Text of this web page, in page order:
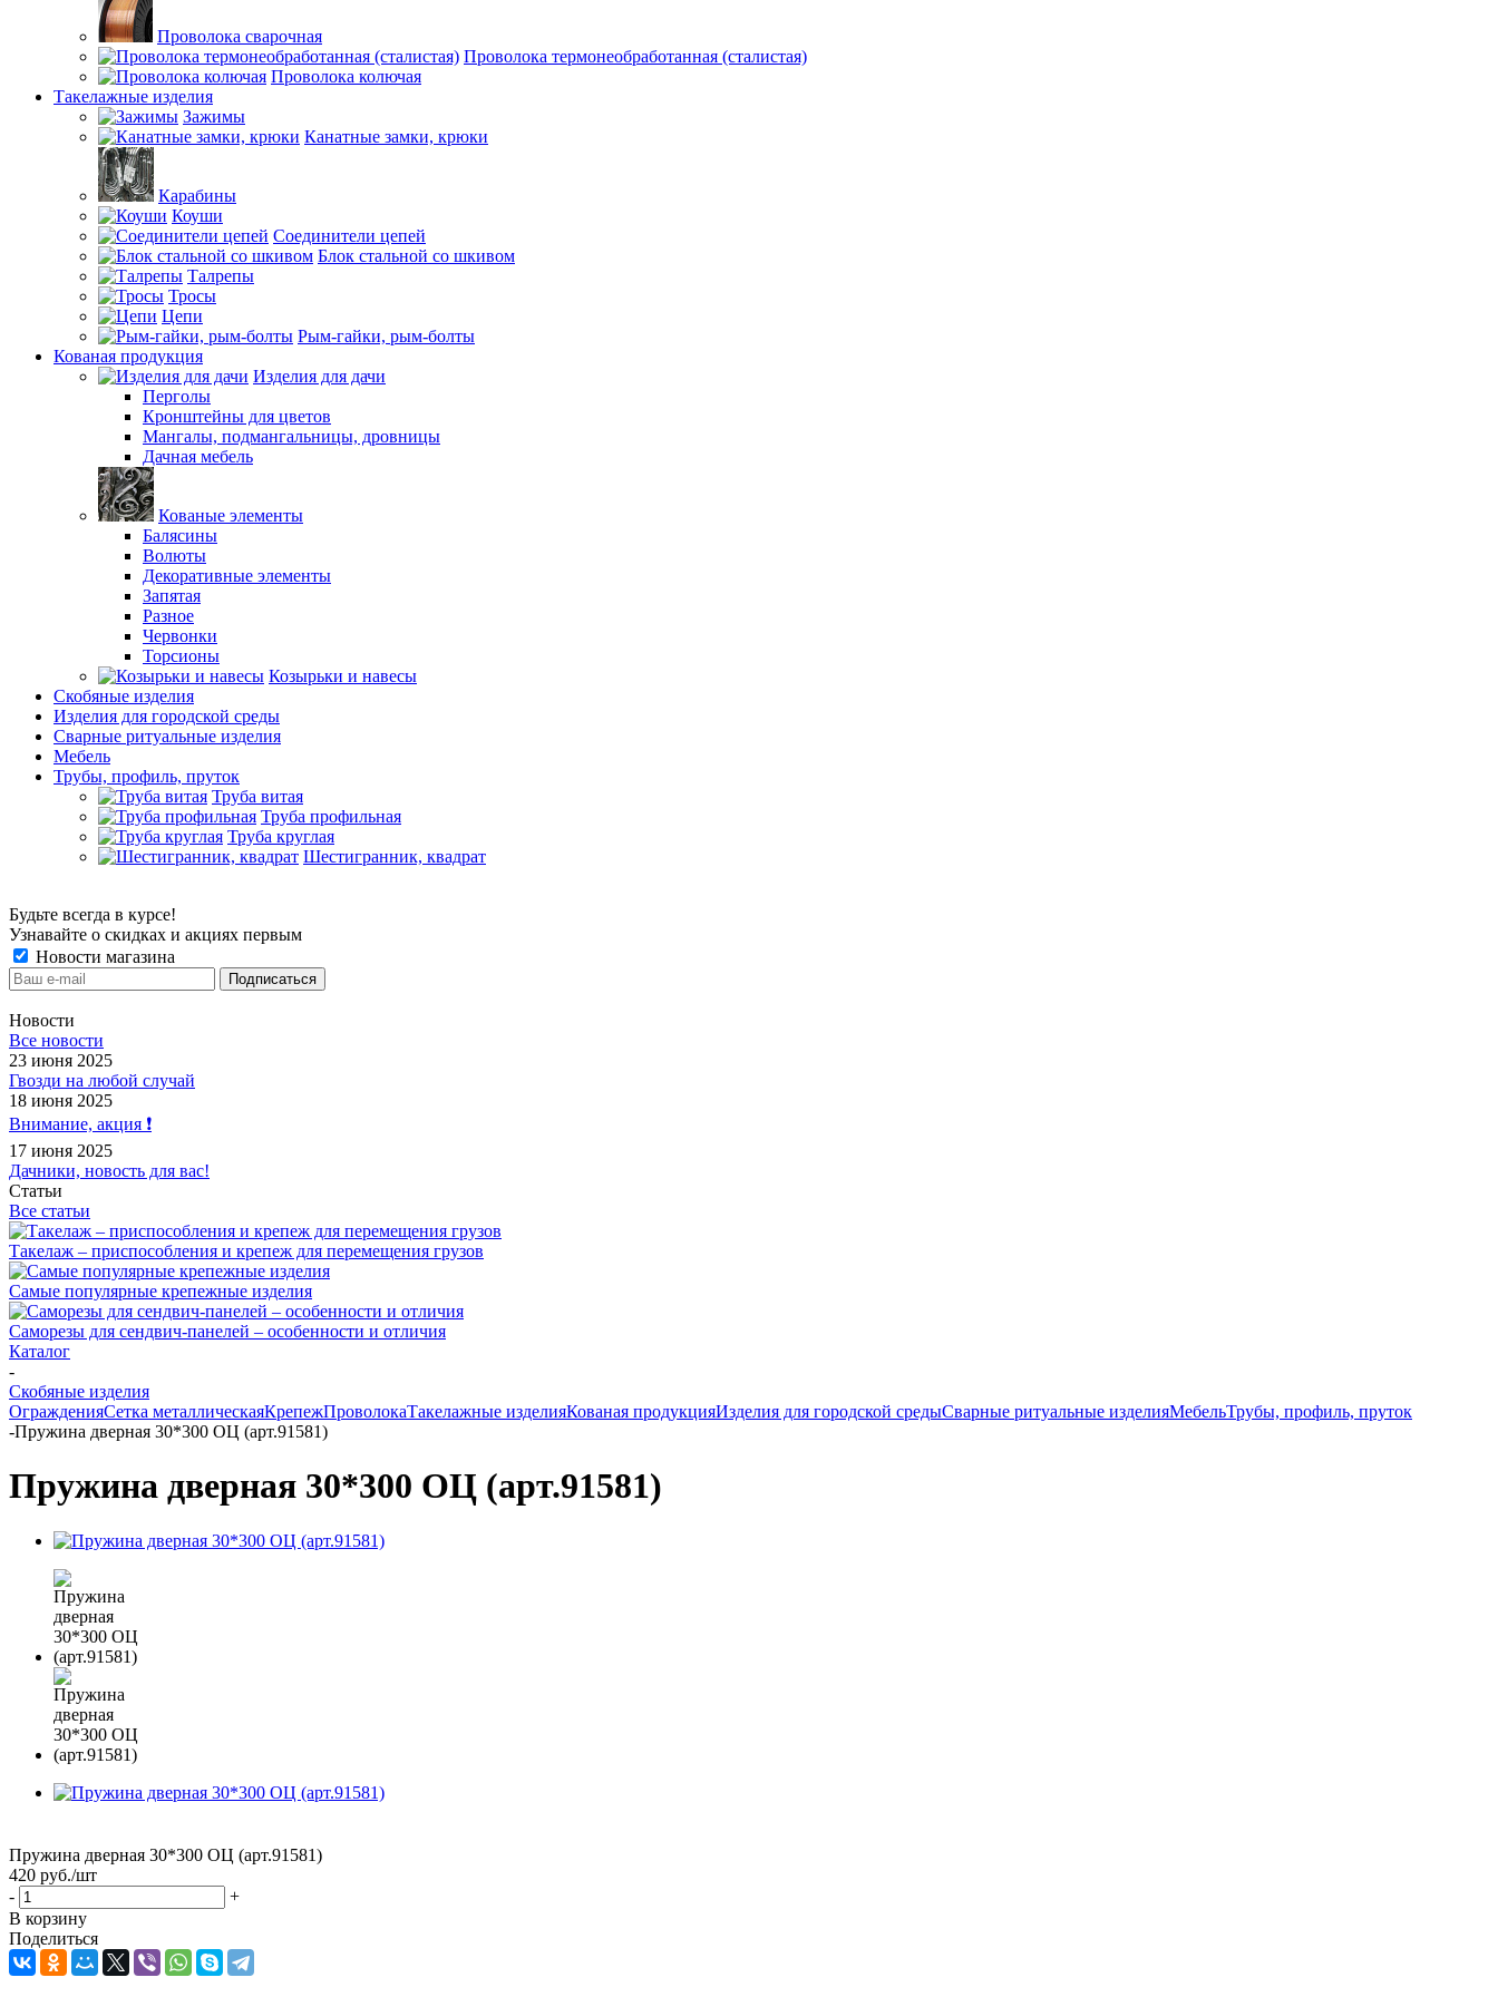
Проволока сварочная
Проволока термонеобработанная (сталистая)
Проволока колючая
Такелажные изделия
Зажимы
Канатные замки, крюки
Карабины
Коуши
Соединители цепей
Блок стальной со шкивом
Талрепы
Тросы
Цепи
Рым-гайки, рым-болты
Кованая продукция
Изделия для дачи
Перголы
Кронштейны для цветов
Мангалы, подмангальницы, дровницы
Дачная мебель
Кованые элементы
Балясины
Волюты
Декоративные элементы
Запятая
Разное
Червонки
Торсионы
Козырьки и навесы
Скобяные изделия
Изделия для городской среды
Сварные ритуальные изделия
Мебель
Трубы, профиль, пруток
Труба витая
Труба профильная
Труба круглая
Шестигранник, квадрат
Будьте всегда в курсе!
Узнавайте о скидках и акциях первым
Новости магазина
Новости
Все новости
23 июня 2025
Гвозди на любой случай
18 июня 2025
Внимание, акция ❗️
17 июня 2025
Дачники, новость для вас!
Статьи
Все статьи
Такелаж – приспособления и крепеж для перемещения грузов
Самые популярные крепежные изделия
Саморезы для сендвич-панелей – особенности и отличия
Каталог
-
Скобяные изделия
ОгражденияСетка металлическаяКрепежПроволокаТакелажные изделияКованая продукцияИзделия для городской средыСварные ритуальные изделияМебельТрубы, профиль, пруток
-Пружина дверная 30*300 ОЦ (арт.91581)
Пружина дверная 30*300 ОЦ (арт.91581)
Пружина дверная 30*300 ОЦ (арт.91581)
420 руб./шт
-
+
В корзину
Поделиться